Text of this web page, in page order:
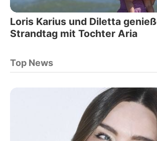
Loris Karius und Diletta
Strandtag mit Tochter Aria
Top News